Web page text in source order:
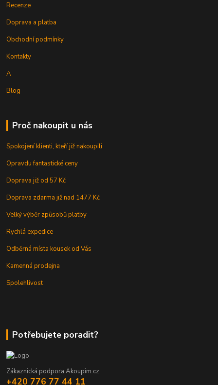
Recenze
Doprava a platba
Obchodní podmínky
Kontakty
A
Blog
Proč nakoupit u nás
Spokojení klienti, kteří již nakoupili
Opravdu fantastické ceny
Doprava již od 57 Kč
Doprava zdarma již nad 1477 Kč
Velký výběr způsobů platby
Rychlá expedice
Odběrná místa kousek od Vás
Kamenná prodejna
Spolehlivost
Potřebujete poradit?
Zákaznická podpora Akoupim.cz
+420 776 77 44 11